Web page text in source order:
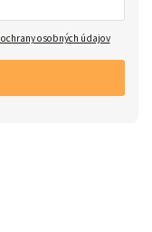
osobných údajov